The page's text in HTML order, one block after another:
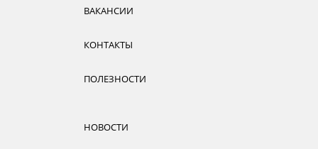
ВАКАНСИИ
КОНТАКТЫ
ПОЛЕЗНОСТИ
НОВОСТИ